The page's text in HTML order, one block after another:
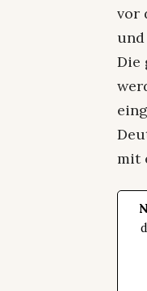
vor
Die
mit